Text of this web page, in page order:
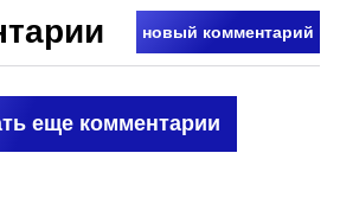
новый комментарий
еще комментарии